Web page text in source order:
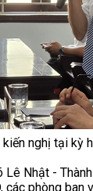
nghị tại kỳ
Nhật -
các phòng ban